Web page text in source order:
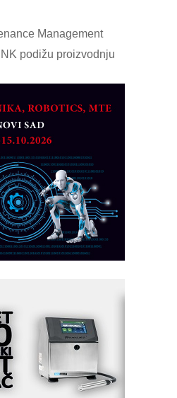
Management
podižu proizvodnju
za savremena
vaš pouzdan
svoju toplinsku
pravca MINI-
standard metrologije
revolucioniše
operator PANEL-OM
i brzo
proizvodnji prototipova
rešenja za